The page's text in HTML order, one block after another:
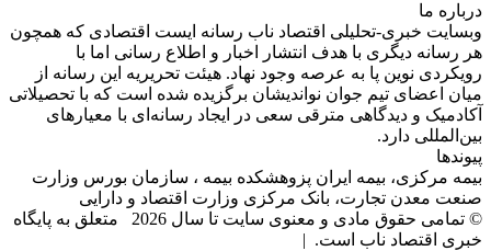
درباره‌ ما
وبسایت خبری-تحلیلی اقتصاد ناب رسانه‌ ایست اقتصادی که همچون
هر رسانه دیگری با هدف انتشار اخبار و اطلاع رسانی اما با
رویکردی نوین پا به عرصه وجود نهاد. هیئت تحریریه این رسانه از
میان اعضای تیم جوان نواندیشان برگزیده شده است که با تحصیلاتی
آکادمیک و دیدگاهی‌ مترقی سعی در ایجاد رسانه‌ای با معیار‌های
بین‌المللی دارد.
پیوندها
بیمه مرکزی، بیمه ایران پزوهشکده بیمه ، سازمان بورس وزارت
صنعت معدن تجارت، بانک مرکزی وزارت اقتصاد و دارایی
© تمامی حقوق مادی و معنوی سایت تا سال 2026 متعلق به پایگاه
خبری اقتصاد ناب است. |